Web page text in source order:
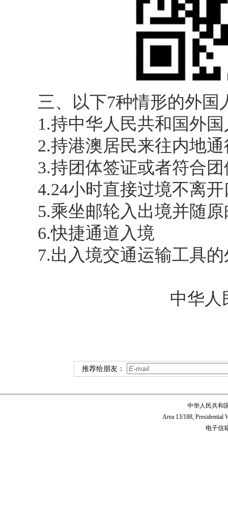
三、以下7种情形的外国
1.持中华人民共和国外
2.持港澳居民来往内地
3.持团体签证或者符合
4.24小时直接过境不离
5.乘坐邮轮入出境并随
6.快捷通道入境
7.出入境交通运输工具
中华
推荐给朋友：
中华人民共和
Area 13/188, Presidential
电子信